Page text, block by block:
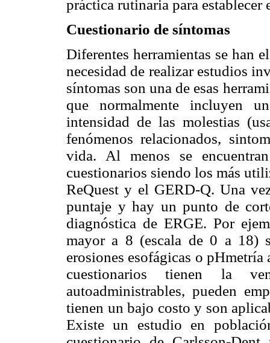
práctica rutinaria para
Cuestionario de síntomas
Diferentes herramientas se han
necesidad de realizar estudios
síntomas son una de esas
que normalmente incluyen
intensidad de las molestias
fenómenos relacionados,
vida. Al menos se
cuestionarios siendo los más
ReQuest y el GERD-Q. Una
puntaje y hay un punto de
diagnóstica de ERGE. Por
mayor a 8 (escala de 0 a 18)
erosiones esofágicas o
cuestionarios tienen la
autoadministrables, pueden
tienen un bajo costo y son
Existe un estudio en